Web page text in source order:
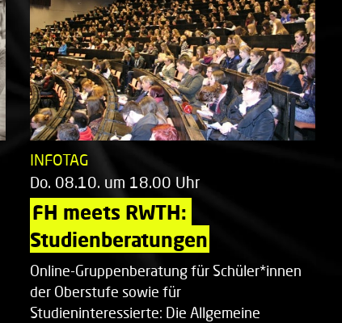
INFOTAG
Do. 08.10. um 18.00 Uhr
FH meets RWTH:
Studienberatungen
Online-Gruppenberatung für Schüler*innen
der Oberstufe sowie für
Studieninteressierte: Die Allgemeine